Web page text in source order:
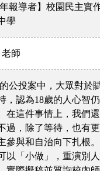
年報導者】校園民主實
學
師
公投案中，大眾對於
，認為18歲的人心智
在這件事情上，我們
過，除了等待，也有
參與和自治向下扎根
以「小做」，重演別